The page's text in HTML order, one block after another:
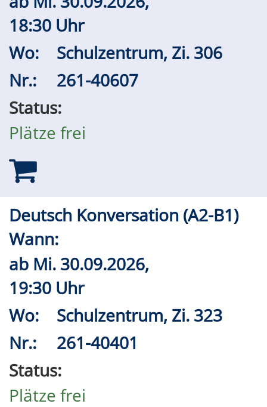
18:30 Uhr
Wo:
Schulzentrum, Zi. 306
Nr.:
261-40607
Status:
Plätze frei
Deutsch Konversation (A2-B1)
Wann:
ab Mi. 30.09.2026,
19:30 Uhr
Wo:
Schulzentrum, Zi. 323
Nr.:
261-40401
Status:
Plätze frei